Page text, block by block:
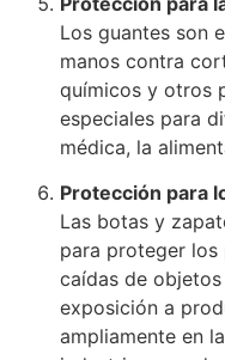
Los guantes son
manos contra
químicos y otros
especiales para
médica, la
Protección para
Las botas y
para proteger los
caídas de
exposición a
ampliamente en